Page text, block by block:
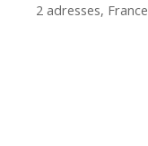
2 adresses, France